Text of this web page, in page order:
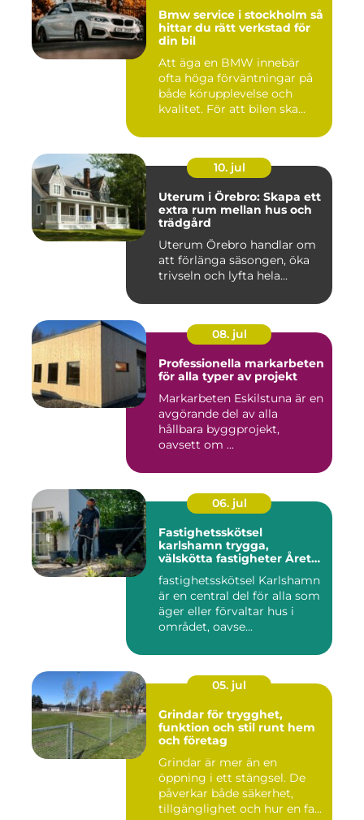
Bmw service i stockholm så
hittar du rätt verkstad för
din bil
Att äga en BMW innebär
ofta höga förväntningar på
både körupplevelse och
kvalitet. För att bilen ska...
10. jul
Uterum i Örebro: Skapa ett
extra rum mellan hus och
trädgård
Uterum Örebro handlar om
att förlänga säsongen, öka
trivseln och lyfta hela...
08. jul
Professionella markarbeten
för alla typer av projekt
Markarbeten Eskilstuna är en
avgörande del av alla
hållbara byggprojekt,
oavsett om ...
06. jul
Fastighetsskötsel
karlshamn trygga,
välskötta fastigheter Året
fastighetsskötsel Karlshamn
är en central del för alla som
äger eller förvaltar hus i
området, oavse...
05. jul
Grindar för trygghet,
funktion och stil runt hem
och företag
Grindar är mer än en
öppning i ett stängsel. De
påverkar både säkerhet,
tillgänglighet och hur en fa...